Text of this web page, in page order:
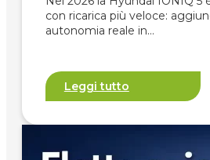
con ricarica più veloce:
autonomia reale in…
Leggi tutto